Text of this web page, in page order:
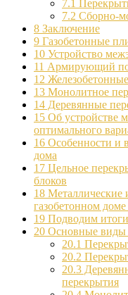
7.1
7.2 Сборно-
8 Заключение
9 Газобетонные
10 Устройство
11 Армирующий
12
13 Монолитное
14 Деревянные
15 Об устройстве
оптимального
16 Особенности и
дома
17 Цельное
блоков
18 Металлические
газобетонном
19 Подводим итоги
20 Основные виды
20.1
20.2
20.3
перекрытия